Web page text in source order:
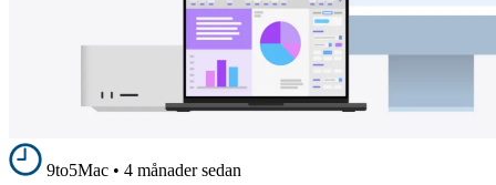
9to5Mac • 4 månader sedan